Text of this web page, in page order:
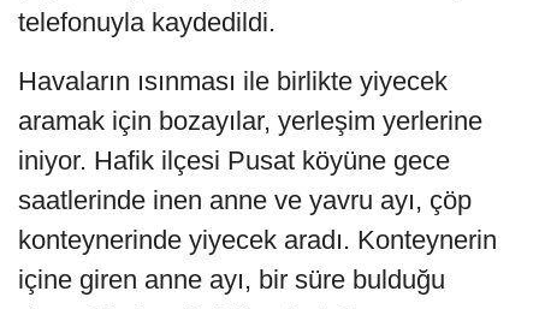
telefonuyla kaydedildi.
Havaların ısınması ile birlikte yiyecek
aramak için bozayılar, yerleşim yerlerine
iniyor. Hafik ilçesi Pusat köyüne gece
saatlerinde inen anne ve yavru ayı, çöp
konteynerinde yiyecek aradı. Konteynerin
içine giren anne ayı, bir süre bulduğu